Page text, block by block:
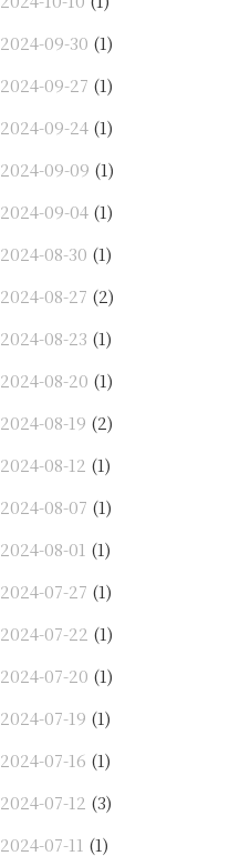
2024-09-30 (1)
2024-09-27 (1)
2024-09-24 (1)
2024-09-09 (1)
2024-09-04 (1)
2024-08-30 (1)
2024-08-27 (2)
2024-08-23 (1)
2024-08-20 (1)
2024-08-19 (2)
2024-08-12 (1)
2024-08-07 (1)
2024-08-01 (1)
2024-07-27 (1)
2024-07-22 (1)
2024-07-20 (1)
2024-07-19 (1)
2024-07-16 (1)
2024-07-12 (3)
2024-07-11 (1)